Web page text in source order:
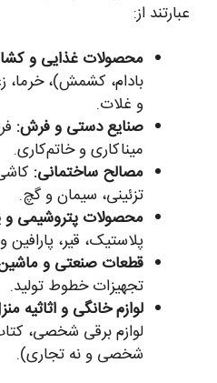
عبارتند از:
محصولات غذایی و
بادام، کشمش)، خرما،
و غلات.
صنایع دستی و فرش:
میناکاری و خاتم‌کاری.
مصالح ساختمانی:
تزئینی، سیمان و گچ.
محصولات پتروشیمی و
پلاستیک، قیر،
قطعات صنعتی و
تجهیزات خطوط تولید.
لوازم خانگی و اثاثیه
لوازم برقی شخصی،
شخصی و نه تجاری).